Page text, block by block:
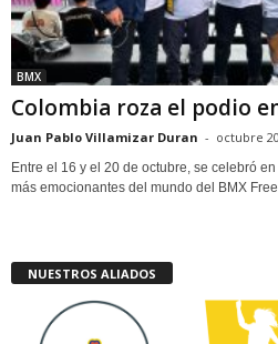
BMX
Colombia roza el podio
Juan Pablo Villamizar Duran - octubre
Entre el 16 y el 20 de octubre, se celebró
más emocionantes del mundo del BMX
NUESTROS ALIADOS